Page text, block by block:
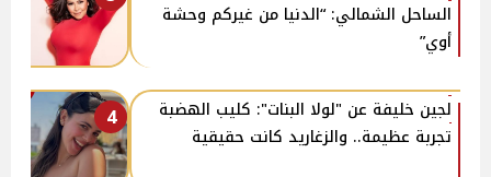
الساحل الشمالي: “الدنيا من غيركم وحشة
أوي”
4
لجين خليفة عن "لولا البنات": كليب الهضبة
تجربة عظيمة.. والزغاريد كانت حقيقية